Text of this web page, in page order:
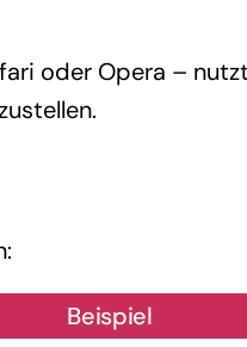
oder Opera –
Beispiel